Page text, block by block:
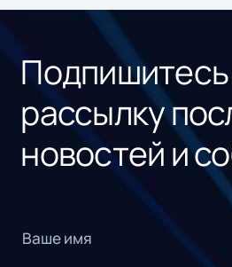
рассылку
новостей и